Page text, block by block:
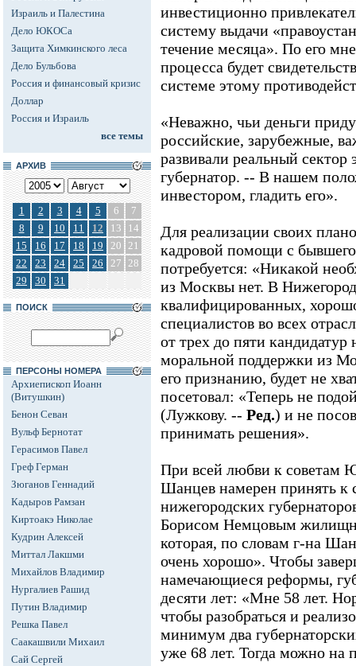
Израиль и Палестина
Дело ЮКОСа
Защита Химкинского леса
Дело Бульбова
Россия и финансовый кризис
Доллар
Россия и Израиль
все темы
АРХИВ
1 2 3 4 5 6
7
8
9 10 11 12 13
14
15
16 17 18 19 20 21
22
23 24 25 26 27 28
29
30 31
ПОИСК
ПЕРСОНЫ НОМЕРА
Архиепископ Иоанн
(Витушкин)
Бенон Севан
Вульф Бернотат
Герасимов Павел
Греф Герман
Зюганов Геннадий
Кадыров Рамзан
Киртоакэ Николае
Кудрин Алексей
Миттал Лакшми
Михайлов Владимир
Нургалиев Рашид
Путин Владимир
Решка Павел
Саакашвили Михаил
Сай Сергей
инвестиционно
систему выдачи
течение месяца». По его
процесса будет
системе этому
«Неважно, чьи деньги
российские, зарубежные,
развивали реальный
губернатор. -- В нашем
инвестором, гладить его».
Для реализации своих
кадровой помощи с
потребуется: «Никакой
из Москвы нет. В
квалифицированных,
специалистов во всех
от трех до пяти
моральной поддержки из
его признанию, будет не
посетовал: «Теперь не
(Лужкову. -- Ред.) и не
принимать решения».
При всей любви к советам
Шанцев намерен принять
нижегородских
Борисом Немцовым
которая, по словам г-на
очень хорошо». Чтобы
намечающиеся реформы,
десяти лет: «Мне 58 лет.
чтобы разобраться и
минимум два
уже 68 лет. Тогда можно на